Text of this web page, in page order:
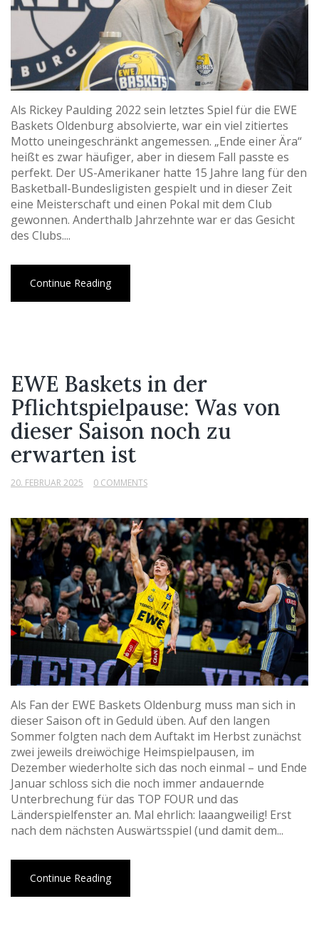
Als Rickey Paulding 2022 sein letztes Spiel für die EWE
Baskets Oldenburg absolvierte, war ein viel zitiertes
Motto uneingeschränkt angemessen. „Ende einer Ära“
heißt es zwar häufiger, aber in diesem Fall passte es
perfekt. Der US-Amerikaner hatte 15 Jahre lang für den
Basketball-Bundesligisten gespielt und in dieser Zeit
eine Meisterschaft und einen Pokal mit dem Club
gewonnen. Anderthalb Jahrzehnte war er das Gesicht
des Clubs....
Continue Reading
EWE Baskets in der
Pflichtspielpause: Was von
dieser Saison noch zu
erwarten ist
20. FEBRUAR 2025 0 COMMENTS
Als Fan der EWE Baskets Oldenburg muss man sich in
dieser Saison oft in Geduld üben. Auf den langen
Sommer folgten nach dem Auftakt im Herbst zunächst
zwei jeweils dreiwöchige Heimspielpausen, im
Dezember wiederholte sich das noch einmal – und Ende
Januar schloss sich die noch immer andauernde
Unterbrechung für das TOP FOUR und das
Länderspielfenster an. Mal ehrlich: laaangweilig! Erst
nach dem nächsten Auswärtsspiel (und damit dem...
Continue Reading